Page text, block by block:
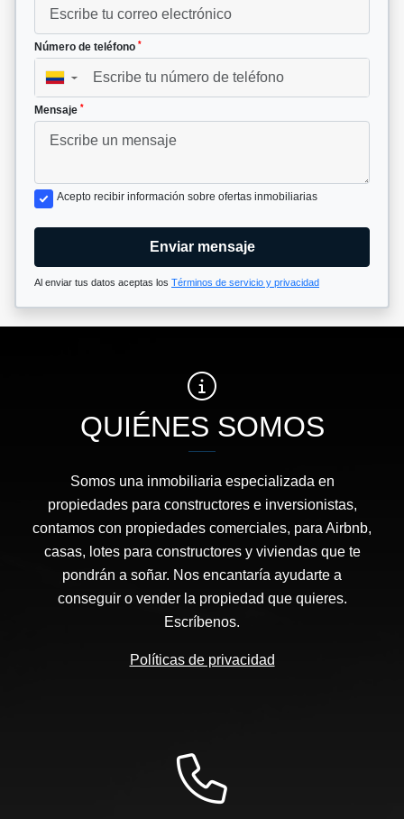
Número de teléfono *
▼
Mensaje *
Acepto recibir información sobre ofertas inmobiliarias
Enviar mensaje
Al enviar tus datos aceptas los Términos de servicio y privacidad
QUIÉNES SOMOS
Somos una inmobiliaria especializada en
propiedades para constructores e inversionistas,
contamos con propiedades comerciales, para Airbnb,
casas, lotes para constructores y viviendas que te
pondrán a soñar. Nos encantaría ayudarte a
conseguir o vender la propiedad que quieres.
Escríbenos.
Políticas de privacidad